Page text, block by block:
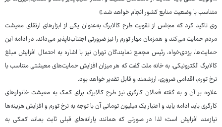
متناسب با وضعیت منابع کشور انجام خواهد شد.»
وی تاکید کرد که مجلس از تقویت طرح کالابرگ به‌عنوان یکی از ابزارهای ارتقای معیشت
مردم حمایت می‌کند و همزمان مهار تورم را نیز ضرورتی اجتناب‌ناپذیر می‌داند. در ادامه این
حمایت‌ها، یزدی‌خواه، رئیس مجمع نمایندگان تهران نیز با اشاره به احتمال افزایش مبلغ
کالابرگ الکترونیکی، به خانه ملت گفت که هر میزان افزایش حمایت‌های معیشتی متناسب با
نرخ تورم، اقدامی ضروری، ارزشمند و قابل تقدیر خواهد بود.
علاوه بر آن و به گفته فعالان کارگری نیز طرح کالابرگ برای کمک به معیشت خانوارهای
کارگری باید ادامه یابد و اعتبار یک میلیون تومانی آن با توجه به نرخ تورم و افزایش هزینه‌ها
نیازمند افزایش است؛ لذا در صورتی که همانند یارانه‌های قبلی ثابت بماند کمکی به